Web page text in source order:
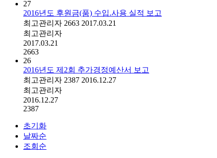
27
2016년도 후원금(품) 수입.사용 실적 보고
최고관리자 2663 2017.03.21
최고관리자
2017.03.21
2663
26
2016년도 제2회 추가경정예산서 보고
최고관리자 2387 2016.12.27
최고관리자
2016.12.27
2387
초기화
날짜순
조회순